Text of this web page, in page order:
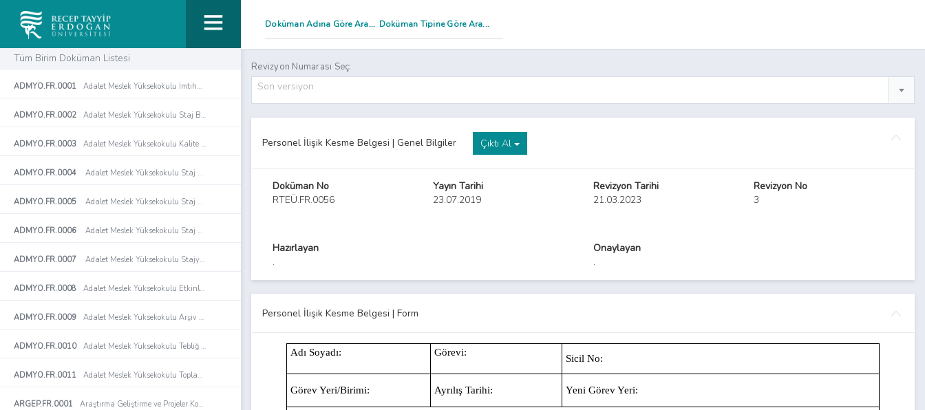
Tüm Birim Doküman Listesi
ADMYO.FR.0001 Adalet Meslek Yüksekokulu İmtihan Evrakı ve Ders Değerlendirme Raporları Teslim Tutanağı
ADMYO.FR.0002 Adalet Meslek Yüksekokulu Staj Başvuru Formu
ADMYO.FR.0003 Adalet Meslek Yüksekokulu Kalite Komisyonu Toplantı Tutanağı Formu
ADMYO.FR.0004 Adalet Meslek Yüksekokulu Staj Değerlendirme Formu
ADMYO.FR.0005 Adalet Meslek Yüksekokulu Staj Defteri Formu
ADMYO.FR.0006 Adalet Meslek Yüksekokulu Staj Kabul Formu
ADMYO.FR.0007 Adalet Meslek Yüksekokulu Stajyer Takip Çizelgesi Formu
ADMYO.FR.0008 Adalet Meslek Yüksekokulu Etkinlik İmza Tutanağı Formu
ADMYO.FR.0009 Adalet Meslek Yüksekokulu Arşiv Evrak Teslim Tutanağı Formu
ADMYO.FR.0010 Adalet Meslek Yüksekokulu Tebliğ Tebellüğ Listesi Formu
ADMYO.FR.0011 Adalet Meslek Yüksekokulu Toplantı Tutanağı
ARGEP.FR.0001 Araştırma Geliştirme ve Projeler Koordinatörlüğü Organizasyon Şeması
Revizyon Numarası Seç:
Son versiyon
Personel İlişik Kesme Belgesi | Genel Bilgiler Çıktı Al
Doküman No
RTEÜ.FR.0056
Yayın Tarihi
23.07.2019
Revizyon Tarihi
21.03.2023
Revizyon No
3
Hazırlayan
.
Onaylayan
.
Personel İlişik Kesme Belgesi | Form
Adı Soyadı: Görevi:
Sicil No:
Görev Yeri/Birimi: Ayrılış Tarihi: Yeni Görev Yeri: